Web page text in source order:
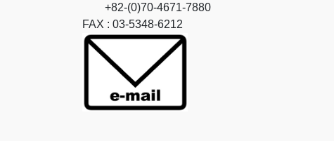
+82-(0)70-4671-7880
FAX : 03-5348-6212